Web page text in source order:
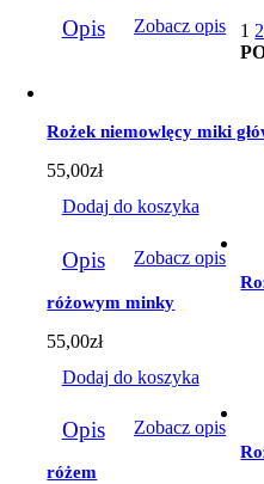
do
184,00zł
produkt
można
wybrać
na
stronie
Opis Zobacz opis 1 2
Rożek niemowlęcy miki
55,00zł
Dodaj do koszyka
Opis Zobacz opis
różowym minky
55,00zł
Dodaj do koszyka
Opis Zobacz opis
różem